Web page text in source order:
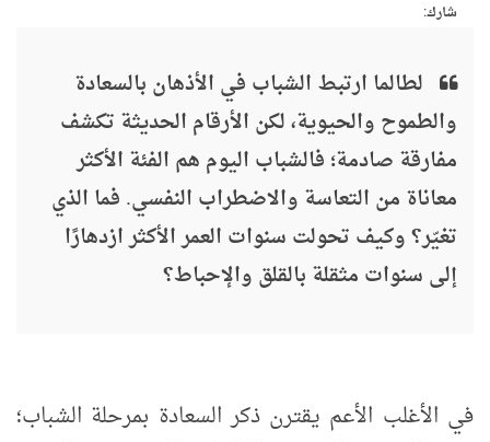
شارك:
لطالما ارتبط الشباب في الأذهان بالسعادة
والطموح والحيوية، لكن الأرقام الحديثة تكشف
مفارقة صادمة؛ فالشباب اليوم هم الفئة الأكثر
معاناة من التعاسة والاضطراب النفسي. فما الذي
تغيّر؟ وكيف تحولت سنوات العمر الأكثر ازدهارًا
إلى سنوات مثقلة بالقلق والإحباط؟
في الأغلب الأعم يقترن ذكر السعادة بمرحلة الشباب؛